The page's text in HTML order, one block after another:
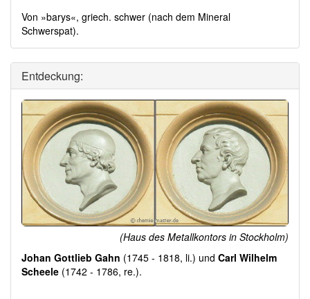
Von »barys«, griech. schwer (nach dem Mineral
Schwerspat).
Entdeckung:
(Haus des Metallkontors in Stockholm)
Johan Gottlieb Gahn (1745 - 1818, li.) und Carl Wilhelm
Scheele (1742 - 1786, re.).